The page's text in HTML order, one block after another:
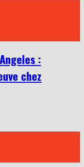
:
chez